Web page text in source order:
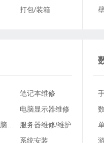
打包/装箱
笔记本维修
电脑显示器维修
服务器维修/维护
系统安装